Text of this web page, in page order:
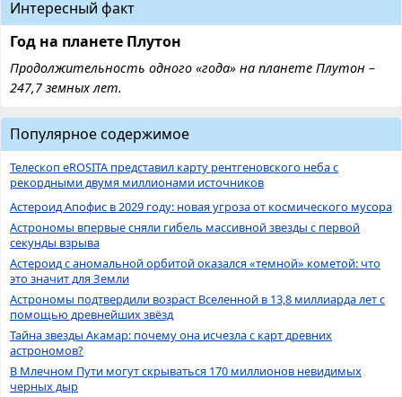
Интересный факт
Год на планете Плутон
Продолжительность одного «года» на планете Плутон –
247,7 земных лет.
Популярное содержимое
Телескоп eROSITA представил карту рентгеновского неба с
рекордными двумя миллионами источников
Астероид Апофис в 2029 году: новая угроза от космического мусора
Астрономы впервые сняли гибель массивной звезды с первой
секунды взрыва
Астероид с аномальной орбитой оказался «темной» кометой: что
это значит для Земли
Астрономы подтвердили возраст Вселенной в 13,8 миллиарда лет с
помощью древнейших звёзд
Тайна звезды Акамар: почему она исчезла с карт древних
астрономов?
В Млечном Пути могут скрываться 170 миллионов невидимых
черных дыр